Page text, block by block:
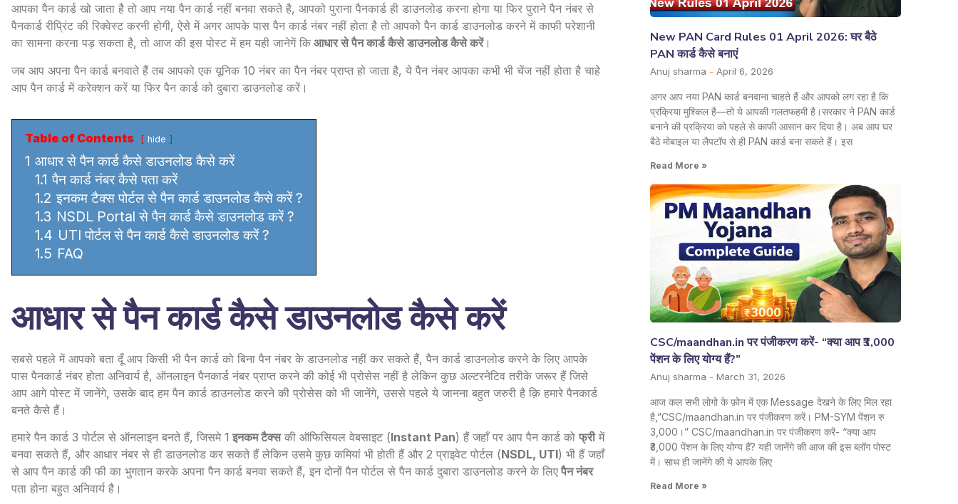
आपका पैन कार्ड खो जाता है तो आप नया पैन कार्ड नहीं बनवा सकते है, आपको पुराना पैनकार्ड ही डाउनलोड करना होगा या फिर पुराने पैन नंबर से
पैनकार्ड रीप्रिंट की रिक्वेस्ट करनी होगी, ऐसे में अगर आपके पास पैन कार्ड नंबर नहीं होता है तो आपको पैन कार्ड डाउनलोड करने में काफी परेशानी
का सामना करना पड़ सकता है, तो आज की इस पोस्ट में हम यही जानेगें कि आधार से पैन कार्ड कैसे डाउनलोड कैसे करें।
जब आप अपना पैन कार्ड बनवाते हैं तब आपको एक यूनिक 10 नंबर का पैन नंबर प्राप्त हो जाता है, ये पैन नंबर आपका कभी भी चेंज नहीं होता है चाहे
आप पैन कार्ड में करेक्शन करें या फिर पैन कार्ड को दुबारा डाउनलोड करें।
Table of Contents hide
1 आधार से पैन कार्ड कैसे डाउनलोड कैसे करें
1.1 पैन कार्ड नंबर कैसे पता करें
1.2 इनकम टैक्स पोर्टल से पैन कार्ड डाउनलोड कैसे करें ?
1.3 NSDL Portal से पैन कार्ड कैसे डाउनलोड करें ?
1.4 UTI पोर्टल से पैन कार्ड कैसे डाउनलोड करें ?
1.5 FAQ
आधार से पैन कार्ड कैसे डाउनलोड कैसे करें
सबसे पहले में आपको बता दूँ आप किसी भी पैन कार्ड को बिना पैन नंबर के डाउनलोड नहीं कर सकते हैं, पैन कार्ड डाउनलोड करने के लिए आपके
पास पैनकार्ड नंबर होता अनिवार्य है, ऑनलाइन पैनकार्ड नंबर प्राप्त करने की कोई भी प्रोसेस नहीं है लेकिन कुछ अल्टरनेटिव तरीके जरूर हैं जिसे
आप आगे पोस्ट में जानेंगे, उसके बाद हम पैन कार्ड डाउनलोड करने की प्रोसेस को भी जानेंगे, उससे पहले ये जानना बहुत जरुरी है क़ि हमारे पैनकार्ड
बनते कैसे हैं।
हमारे पैन कार्ड 3 पोर्टल से ऑनलाइन बनते हैं, जिसमे 1 इनकम टैक्सकी ऑफिसियल वेबसाइट (Instant Pan) हैं जहाँ पर आप पैन कार्ड को फ्रीमें
बनवा सकते हैं, और आधार नंबर से ही डाउनलोड कर सकते हैं लेकिन उसमे कुछ कमियां भी होती हैं और 2 प्राइवेट पोर्टल (NSDL, UTI) भी हैं जहाँ
से आप पैन कार्ड की फी का भुगतान करके अपना पैन कार्ड बनवा सकते हैं, इन दोनों पैन पोर्टल से पैन कार्ड दुबारा डाउनलोड करने के लिए पैन नंबर
पता होना बहुत अनिवार्य है।
New PAN Card Rules 01 April 2026: घर बैठे
PAN कार्ड कैसे बनाएं
Anuj sharma April 6, 2026
अगर आप नया PAN कार्ड बनवाना चाहते हैं और आपको लग रहा है कि
प्रक्रिया मुश्किल है—तो ये आपकी गलतफहमी है।सरकार ने PAN कार्ड
बनाने की प्रक्रिया को पहले से काफी आसान कर दिया है। अब आप घर
बैठे मोबाइल या लैपटॉप से ही PAN कार्ड बना सकते हैं। इस
Read More »
CSC/maandhan.in पर पंजीकरण करें- “क्या आप ₹3,000
पेंशन के लिए योग्य हैं?”
Anuj sharma March 31, 2026
आज कल सभी लोगो के फ़ोन में एक Message देखने के लिए मिल रहा
है,”CSC/maandhan.in पर पंजीकरण करें। PM-SYM पेंशन रु
3,000।” CSC/maandhan.in पर पंजीकरण करें- “क्या आप
₹3,000 पेंशन के लिए योग्य हैं? यही जानेंगे की आज की इस ब्लॉग पोस्ट
में। साथ ही जानेंगे की ये आपके लिए
Read More »